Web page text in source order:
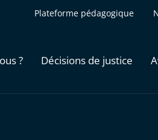
Plateforme pédagogique
? Décisions de justice